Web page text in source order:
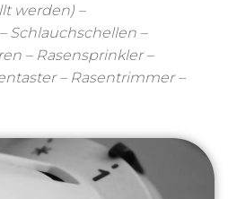
werden) –
Schlauchschellen –
– Rasensprinkler –
– Rasentrimmer –